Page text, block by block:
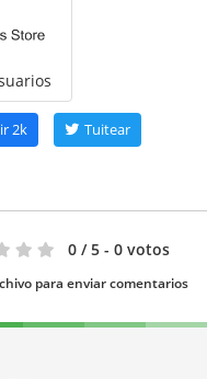
2k Tuitear
0 / 5 - 0 votos
para enviar comentarios